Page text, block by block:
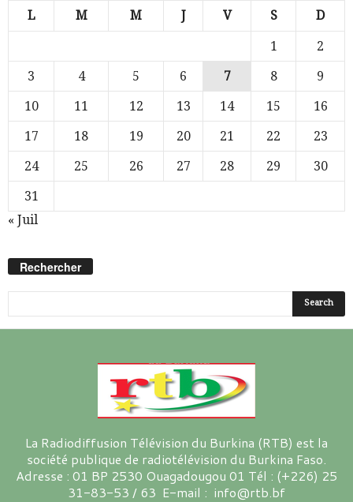
L M M J V S D
1
2
3
4 5 6 7 8
9
10
11 12 13 14 15
16
17
18 19 20 21 22
23
24
25 26 27 28 29
30
31
« Juil
Rechercher
La Radiodiffusion Télévision du Burkina (RTB) est la
société publique de radiotélévision du Burkina Faso.
Adresse : 01 BP 2530 Ouagadougou 01 Tél : (+226) 25
31-83-53 / 63 E-mail : info@rtb.bf